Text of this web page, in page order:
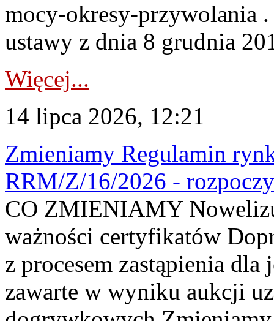
mocy-okresy-przywolania
ustawy z dnia 8 grudnia
Więcej...
14 lipca 2026, 12:21
Zmieniamy Regulamin
RRM/Z/16/2026 -
CO ZMIENIAMY
ważności certyfikatów
z procesem zastąpienia
zawarte w wyniku aukcji